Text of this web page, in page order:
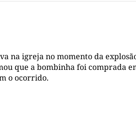
na igreja no momento da
que a bombinha foi comprada
o ocorrido.